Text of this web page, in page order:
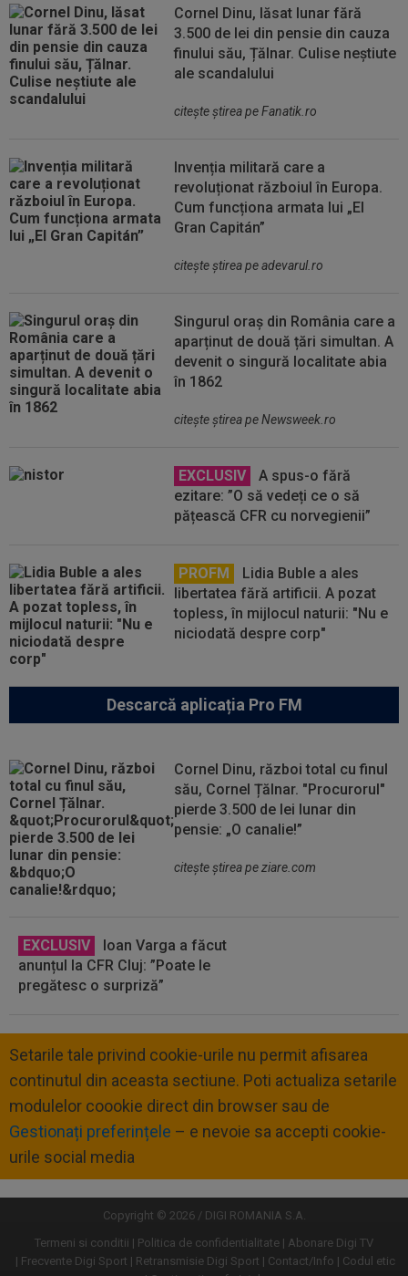
Cornel Dinu, lăsat lunar fără
3.500 de lei din pensie din cauza
finului său, Țălnar. Culise neștiute
ale scandalului
citeşte ştirea pe Fanatik.ro
Invenția militară care a
revoluționat războiul în Europa.
Cum funcționa armata lui „El
Gran Capitán”
citeşte ştirea pe adevarul.ro
Singurul oraș din România care a
aparținut de două țări simultan. A
devenit o singură localitate abia
în 1862
citeşte ştirea pe Newsweek.ro
EXCLUSIV
A spus-o fără
ezitare: ”O să vedeți ce o să
pățească CFR cu norvegienii”
PROFM
Lidia Buble a ales
libertatea fără artificii. A pozat
topless, în mijlocul naturii: "Nu e
niciodată despre corp"
Descarcă aplicația Pro FM
Cornel Dinu, război total cu finul
său, Cornel Țălnar. "Procurorul"
pierde 3.500 de lei lunar din
pensie: „O canalie!”
citeşte ştirea pe ziare.com
EXCLUSIV
Ioan Varga a făcut
anunțul la CFR Cluj: ”Poate le
pregătesc o surpriză”
Setarile tale privind cookie-urile nu permit afisarea
continutul din aceasta sectiune. Poti actualiza setarile
modulelor coookie direct din browser sau de
Gestionați preferințele – e nevoie sa accepti cookie-
urile social media
Copyright © 2026 / DIGI ROMANIA S.A.
Termeni si conditii
Politica de confidentialitate
Abonare Digi TV
Frecvente Digi Sport
Retransmisie Digi Sport Contact/Info
Codul etic